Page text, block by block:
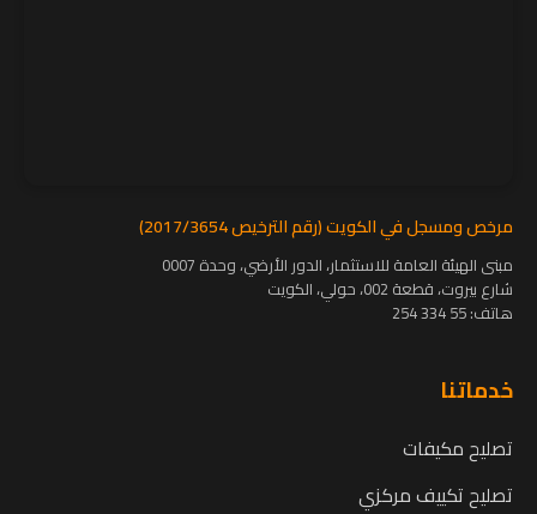
مرخص ومسجل في الكويت (رقم الترخيص 2017/3654)
مبنى الهيئة العامة للاستثمار، الدور الأرضي، وحدة 0007
شارع بيروت، قطعة 002، حولي، الكويت
هاتف:55 334 254
خدماتنا
تصليح مكيفات
تصليح تكييف مركزي